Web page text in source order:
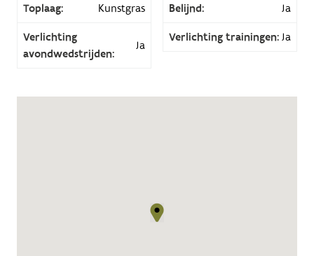
Toplaag: Kunstgras Belijnd: Ja
Verlichting
avondwedstrijden:
Ja
Verlichting trainingen: Ja